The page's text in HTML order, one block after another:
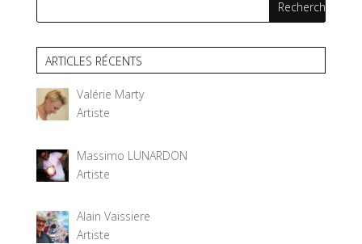
ARTICLES RÉCENTS
Valérie Marty
Artiste
Massimo LUNARDON
Artiste
Alain Vaissiere
Artiste